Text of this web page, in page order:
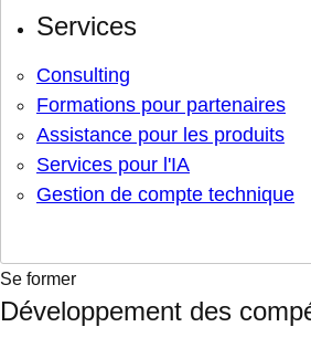
Services
Consulting
Formations pour partenaires
Assistance pour les produits
Services pour l'IA
Gestion de compte technique
Se former
Développement des